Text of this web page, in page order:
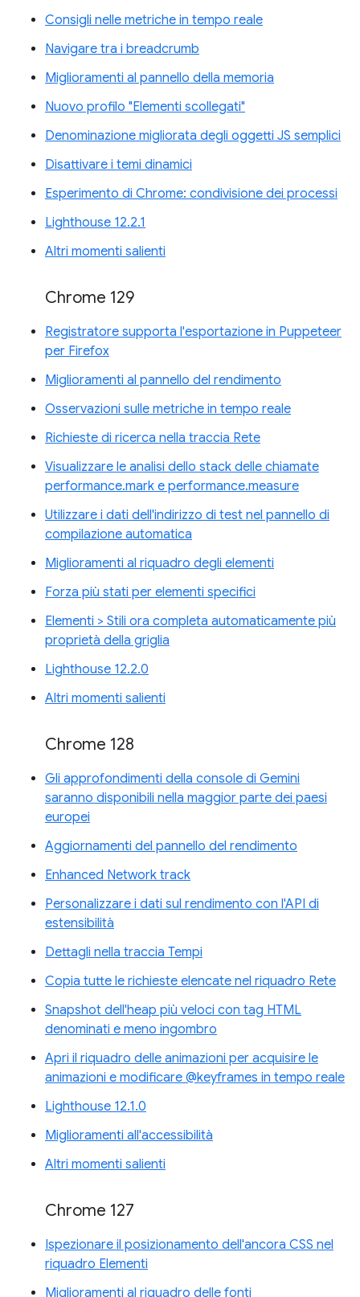
Consigli nelle metriche in tempo reale
Navigare tra i breadcrumb
Miglioramenti al pannello della memoria
Nuovo profilo "Elementi scollegati"
Denominazione migliorata degli oggetti JS semplici
Disattivare i temi dinamici
Esperimento di Chrome: condivisione dei processi
Lighthouse 12.2.1
Altri momenti salienti
Chrome 129
Registratore supporta l'esportazione in Puppeteer
per Firefox
Miglioramenti al pannello del rendimento
Osservazioni sulle metriche in tempo reale
Richieste di ricerca nella traccia Rete
Visualizzare le analisi dello stack delle chiamate
performance.mark e performance.measure
Utilizzare i dati dell'indirizzo di test nel pannello di
compilazione automatica
Miglioramenti al riquadro degli elementi
Forza più stati per elementi specifici
Elementi > Stili ora completa automaticamente più
proprietà della griglia
Lighthouse 12.2.0
Altri momenti salienti
Chrome 128
Gli approfondimenti della console di Gemini
saranno disponibili nella maggior parte dei paesi
europei
Aggiornamenti del pannello del rendimento
Enhanced Network track
Personalizzare i dati sul rendimento con l'API di
estensibilità
Dettagli nella traccia Tempi
Copia tutte le richieste elencate nel riquadro Rete
Snapshot dell'heap più veloci con tag HTML
denominati e meno ingombro
Apri il riquadro delle animazioni per acquisire le
animazioni e modificare @keyframes in tempo reale
Lighthouse 12.1.0
Miglioramenti all'accessibilità
Altri momenti salienti
Chrome 127
Ispezionare il posizionamento dell'ancora CSS nel
riquadro Elementi
Miglioramenti al riquadro delle fonti